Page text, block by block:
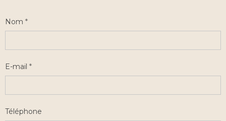
Nom
E-mail
Téléphone